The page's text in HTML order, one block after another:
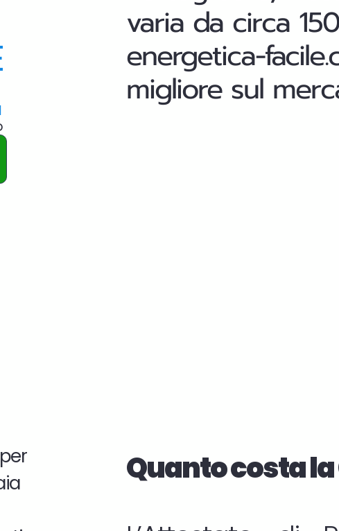
varia da circa
energetica-
migliore sul
Quanto costa